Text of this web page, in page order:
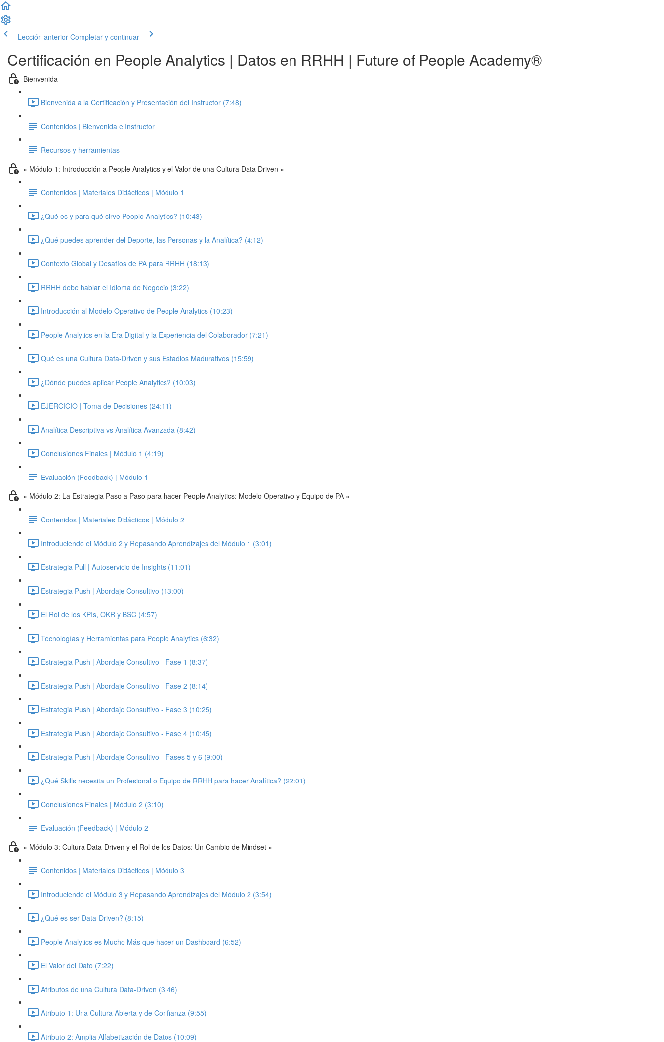
Lección anterior Completar y continuar
Certificación en People Analytics | Datos en RRHH | Future of People Academy®
Bienvenida
Bienvenida a la Certificación y Presentación del Instructor (7:48)
Contenidos | Bienvenida e Instructor
Recursos y herramientas
« Módulo 1: Introducción a People Analytics y el Valor de una Cultura Data Driven »
Contenidos | Materiales Didácticos | Módulo 1
¿Qué es y para qué sirve People Analytics? (10:43)
¿Qué puedes aprender del Deporte, las Personas y la Analítica? (4:12)
Contexto Global y Desafíos de PA para RRHH (18:13)
RRHH debe hablar el Idioma de Negocio (3:22)
Introducción al Modelo Operativo de People Analytics (10:23)
People Analytics en la Era Digital y la Experiencia del Colaborador (7:21)
Qué es una Cultura Data-Driven y sus Estadios Madurativos (15:59)
¿Dónde puedes aplicar People Analytics? (10:03)
EJERCICIO | Toma de Decisiones (24:11)
Analítica Descriptiva vs Analítica Avanzada (8:42)
Conclusiones Finales | Módulo 1 (4:19)
Evaluación (Feedback) | Módulo 1
« Módulo 2: La Estrategia Paso a Paso para hacer People Analytics: Modelo Operativo y Equipo de PA »
Contenidos | Materiales Didácticos | Módulo 2
Introduciendo el Módulo 2 y Repasando Aprendizajes del Módulo 1 (3:01)
Estrategia Pull | Autoservicio de Insights (11:01)
Estrategia Push | Abordaje Consultivo (13:00)
El Rol de los KPIs, OKR y BSC (4:57)
Tecnologías y Herramientas para People Analytics (6:32)
Estrategia Push | Abordaje Consultivo - Fase 1 (8:37)
Estrategia Push | Abordaje Consultivo - Fase 2 (8:14)
Estrategia Push | Abordaje Consultivo - Fase 3 (10:25)
Estrategia Push | Abordaje Consultivo - Fase 4 (10:45)
Estrategia Push | Abordaje Consultivo - Fases 5 y 6 (9:00)
¿Qué Skills necesita un Profesional o Equipo de RRHH para hacer Analítica? (22:01)
Conclusiones Finales | Módulo 2 (3:10)
Evaluación (Feedback) | Módulo 2
« Módulo 3: Cultura Data-Driven y el Rol de los Datos: Un Cambio de Mindset »
Contenidos | Materiales Didácticos | Módulo 3
Introduciendo el Módulo 3 y Repasando Aprendizajes del Módulo 2 (3:54)
¿Qué es ser Data-Driven? (8:15)
People Analytics es Mucho Más que hacer un Dashboard (6:52)
El Valor del Dato (7:22)
Atributos de una Cultura Data-Driven (3:46)
Atributo 1: Una Cultura Abierta y de Confianza (9:55)
Atributo 2: Amplia Alfabetización de Datos (10:09)